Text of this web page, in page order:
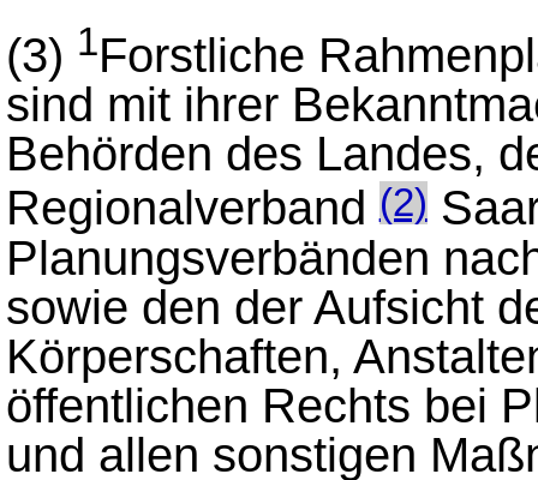
(3) 1Forstliche
sind mit ihrer
Behörden des Landes,
Regionalverband(2)
Planungsverbänden
sowie den der Aufsicht
Körperschaften,
öffentlichen Rechts bei
und allen sonstigen